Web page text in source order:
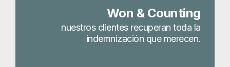
Won & Counting
nuestros clientes recuperan toda la
indemnización que merecen.